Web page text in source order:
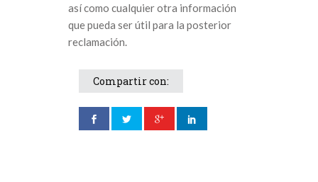
así como cualquier otra información
que pueda ser útil para la posterior
reclamación.
Compartir con: